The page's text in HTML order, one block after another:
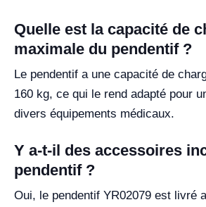
Quelle est la capacité de
maximale du pendentif ?
Le pendentif a une capacité de
160 kg, ce qui le rend adapté pour
divers équipements médicaux.
Y a-t-il des accessoires
pendentif ?
Oui, le pendentif YR02079 est livré